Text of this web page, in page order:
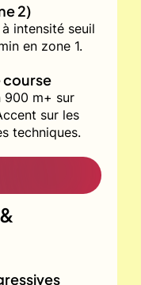
2)
intensité seuil
en zone 1.
course
900 m+ sur
sur les
techniques.